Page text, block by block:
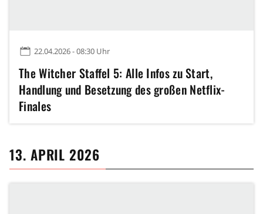
22.04.2026 - 08:30 Uhr
The Witcher Staffel 5: Alle Infos zu Start,
Handlung und Besetzung des großen Netflix-
Finales
13. APRIL 2026